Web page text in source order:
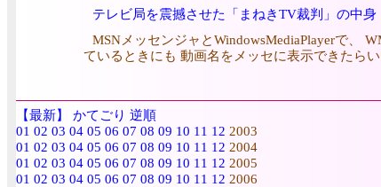
テレビ局を震撼させた「まねきTV裁判」の中身
MSNメッセンジャとWindowsMediaPlayerで、
ているときにも 動画名をメッセに表示できたらい
【最新】 かてごり 逆順
01 02 03 04 05 06 07 08 09 10 11 12 2003
01 02 03 04 05 06 07 08 09 10 11 12 2004
01 02 03 04 05 06 07 08 09 10 11 12 2005
01 02 03 04 05 06 07 08 09 10 11 12 2006